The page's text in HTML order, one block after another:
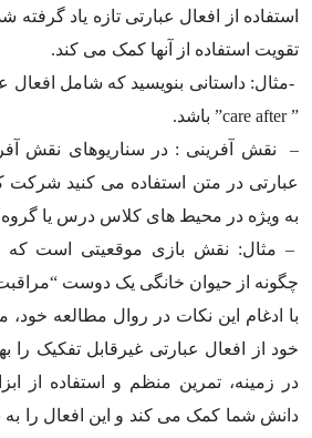
استفاده از افعال عبارتی تازه یاد گرفته
تقویت استفاده از آنها کمک می کند.
-مثال: داستانی بنویسید که شامل افعال
”
care after” باشد.
– نقش آفرینی : در سناریوهای نقش
عبارتی در متن استفاده می کنید شرکت
به ویژه در محیط های کلاس درس یا گروه
– مثال: نقش بازی موقعیتی است که
چگونه از حیوان خانگی یک دوست
با ادغام این نکات در روال مطالعه خود،
خود از افعال عبارتی غیرقابل تفکیک را
در زمینه، تمرین منظم و استفاده از
دانش شما کمک می کند و این افعال را